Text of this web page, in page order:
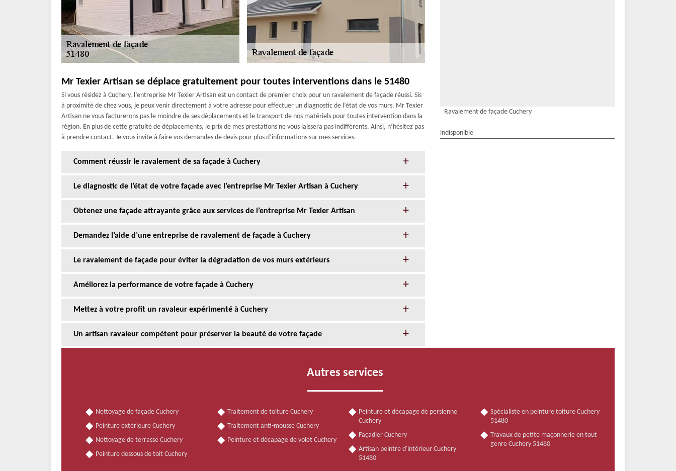
Mr Texier Artisan se déplace gratuitement pour toutes interventions dans le 51480
Si vous résidez à Cuchery, l’entreprise Mr Texier Artisan est un contact de premier choix pour un ravalement de façade réussi. Sis
à proximité de chez vous, je peux venir directement à votre adresse pour effectuer un diagnostic de l’état de vos murs. Mr Texier
Artisan ne vous facturerons pas le moindre de ses déplacements et le transport de nos matériels pour toutes intervention dans la
région. En plus de cette gratuité de déplacements, le prix de mes prestations ne vous laissera pas indifférents. Ainsi, n’hésitez pas
à prendre contact. Je vous invite à faire vos demandes de devis pour plus d’informations sur mes services.
Comment réussir le ravalement de sa façade à Cuchery
Le diagnostic de l’état de votre façade avec l’entreprise Mr Texier Artisan à Cuchery
Obtenez une façade attrayante grâce aux services de l’entreprise Mr Texier Artisan
Demandez l’aide d’une entreprise de ravalement de façade à Cuchery
Le ravalement de façade pour éviter la dégradation de vos murs extérieurs
Améliorez la performance de votre façade à Cuchery
Mettez à votre profit un ravaleur expérimenté à Cuchery
Un artisan ravaleur compétent pour préserver la beauté de votre façade
Ravalement de façade Cuchery
indisponible
Autres services
Nettoyage de façade Cuchery
Peinture extérieure Cuchery
Nettoyage de terrasse Cuchery
Peinture dessous de toit Cuchery
Traitement de toiture Cuchery
Traitement anti-mousse Cuchery
Peinture et décapage de volet Cuchery
Peinture et décapage de persienne
Cuchery
Façadier Cuchery
Artisan peintre d'intérieur Cuchery
51480
Spécialiste en peinture toiture Cuchery
51480
Travaux de petite maçonnerie en tout
genre Cuchery 51480